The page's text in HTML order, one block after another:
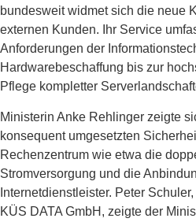
bundesweit widmet sich die neue
externen Kunden. Ihr Service
Anforderungen der
Hardwarebeschaffung bis zur
Pflege kompletter
Ministerin Anke Rehlinger zeigte
konsequent umgesetzten
Rechenzentrum wie etwa die
Stromversorgung und die
Internetdienstleister. Peter
KÜS DATA GmbH, zeigte der